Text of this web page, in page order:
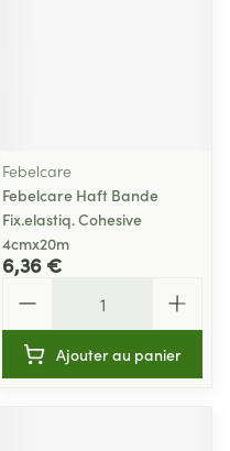
Febelcare
Febelcare Haft Bande
Fix.elastiq. Cohesive
4cmx20m
6,36 €
Ajouter au panier